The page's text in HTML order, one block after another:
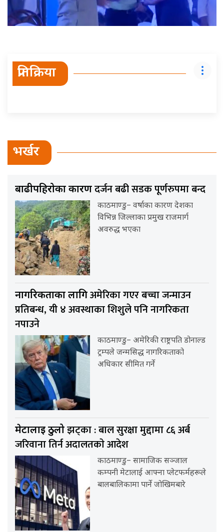
प्रतिक्रिया
भर्खर
बाढीपहिरोका कारणदर्जन बढी सडक पूर्णरुपमा बन्द
काठमाण्डु– वर्षाका कारण देशका
विभिन्न जिल्लाका प्रमुख राजमार्ग
अवरुद्ध भएका
नागरिकताका लागिअमेरिका गएर बच्चा जन्माउन
प्रतिबन्ध, यी ४ अवस्थाका शिशुले पनि नागरिकता
नपाउने
काठमाण्डु– अमेरिकी राष्ट्रपति डोनाल्ड
ट्रम्पले जन्मसिद्ध नागरिकताको
अधिकार सीमित गर्ने
मेटालाई ठुलोझट्का : बाल सुरक्षा मुद्दामा ८६ अर्ब
जरिवाना तिर्न अदालतकाे आदेश
काठमाण्डु– सामाजिक सञ्जाल
कम्पनी मेटालाई आफ्ना प्लेटफर्महरूले
बालबालिकामा पार्ने जोखिमबारे